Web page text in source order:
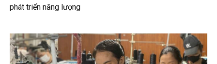
phát triển năng lượng